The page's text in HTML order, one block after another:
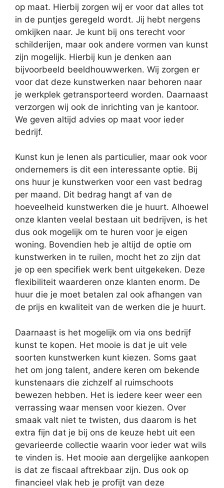
op maat. Hierbij zorgen wij er voor dat alles tot
in de puntjes geregeld wordt. Jij hebt nergens
omkijken naar. Je kunt bij ons terecht voor
schilderijen, maar ook andere vormen van kunst
zijn mogelijk. Hierbij kun je denken aan
bijvoorbeeld beeldhouwwerken. Wij zorgen er
voor dat deze kunstwerken naar behoren naar
je werkplek getransporteerd worden. Daarnaast
verzorgen wij ook de inrichting van je kantoor.
We geven altijd advies op maat voor ieder
bedrijf.
Kunst kun je lenen als particulier, maar ook voor
ondernemers is dit een interessante optie. Bij
ons huur je kunstwerken voor een vast bedrag
per maand. Dit bedrag hangt af van de
hoeveelheid kunstwerken die je huurt. Alhoewel
onze klanten veelal bestaan uit bedrijven, is het
dus ook mogelijk om te huren voor je eigen
woning. Bovendien heb je altijd de optie om
kunstwerken in te ruilen, mocht het zo zijn dat
je op een specifiek werk bent uitgekeken. Deze
flexibiliteit waarderen onze klanten enorm. De
huur die je moet betalen zal ook afhangen van
de prijs en kwaliteit van de werken die je huurt.
Daarnaast is het mogelijk om via ons bedrijf
kunst te kopen. Het mooie is dat je uit vele
soorten kunstwerken kunt kiezen. Soms gaat
het om jong talent, andere keren om bekende
kunstenaars die zichzelf al ruimschoots
bewezen hebben. Het is iedere keer weer een
verrassing waar mensen voor kiezen. Over
smaak valt niet te twisten, dus daarom is het
extra fijn dat je bij ons de keuze hebt uit een
gevarieerde collectie waarin voor ieder wat wils
te vinden is. Het mooie aan dergelijke aankopen
is dat ze fiscaal aftrekbaar zijn. Dus ook op
financieel vlak heb je profijt van deze